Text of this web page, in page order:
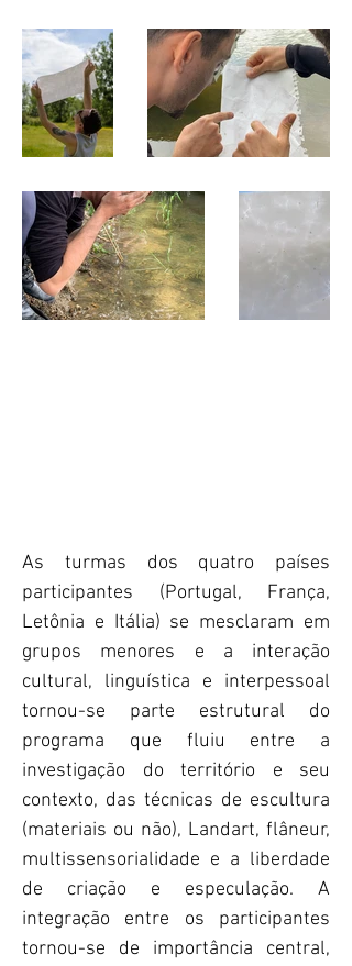
As turmas dos quatro países
participantes (Portugal, França,
Letônia e Itália) se mesclaram em
grupos menores e a interação
cultural, linguística e interpessoal
tornou-se parte estrutural do
programa que fluiu entre a
investigação do território e seu
contexto, das técnicas de escultura
(materiais ou não), Landart, flâneur,
multissensorialidade e a liberdade
de criação e especulação. A
integração entre os participantes
tornou-se de importância central,